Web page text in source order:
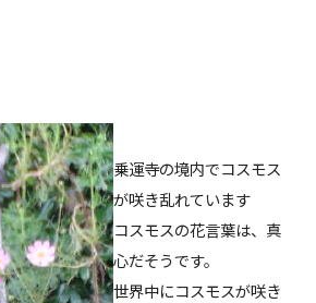
乗運寺の境内でコスモス
が咲き乱れています
コスモスの花言葉は、真
心だそうです。
世界中にコスモスが咲き